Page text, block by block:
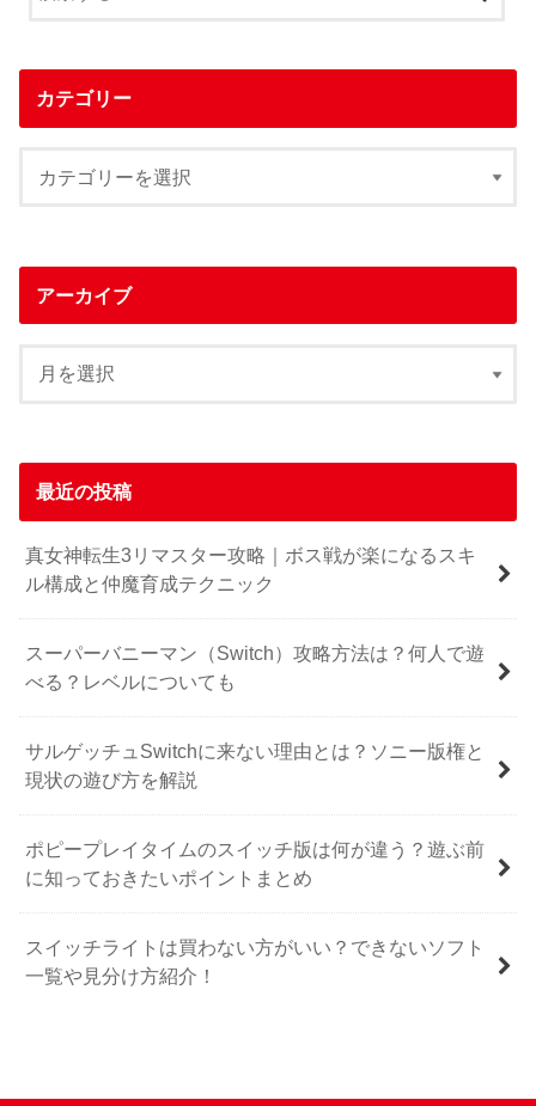
カテゴリー
アーカイブ
最近の投稿
真女神転生3リマスター攻略｜ボス戦が楽になるスキ
ル構成と仲魔育成テクニック
スーパーバニーマン（Switch）攻略方法は？何人で遊
べる？レベルについても
サルゲッチュSwitchに来ない理由とは？ソニー版権と
現状の遊び方を解説
ポピープレイタイムのスイッチ版は何が違う？遊ぶ前
に知っておきたいポイントまとめ
スイッチライトは買わない方がいい？できないソフト
一覧や見分け方紹介！